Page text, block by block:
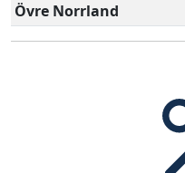
Övre Norrland